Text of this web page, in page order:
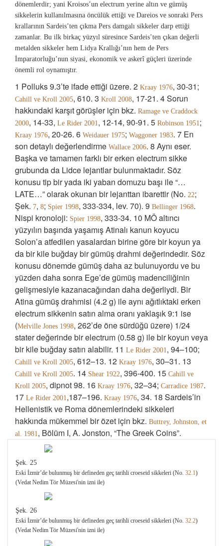
dönemlerdir; yani Kroisos’un electrum yerine altın ve gümüş
sikkelerin kullanılmasına öncülük ettiği ve Dareios ve sonraki Pers
krallarının Sardeis’ten çıkma Pers damgalı sikkeler darp ettiği
zamanlar. Bu ilk birkaç yüzyıl süresince Sardeis’ten çıkan değerli
metalden sikkeler hem Lidya Krallığı’nın hem de Pers
İmparatorluğu’nun siyasi, ekonomik ve askerî güçleri üzerinde
önemli rol oynamıştır.
1 Polluks 9.3’te ifade ettiği üzere. 2 Kraay 1976, 30-31;
Cahill ve Kroll 2005, 610. 3 Kroll 2008, 17-21. 4 Sorun
hakkındaki karşıt görüşler için bkz. Ramage ve Craddock
2000, 14-33, Le Rider 2001, 12-14, 90-91. 5 Robinson 1951;
Kraay 1976, 20-26. 6 Weidauer 1975; Waggoner 1983. 7 En
son detaylı değerlendirme Wallace 2006. 8 Aynı eser.
Başka ve tamamen farklı bir erken electrum sikke
grubunda da Lidce lejantlar bulunmaktadır. Söz
konusu tip bir yada iki yaban domuzu başı ile “…
LATE…” olarak okunan bir lejanttan ibarettir (No. 22;
Şek. 7, 8; Spier 1998, 333-334, lev. 70). 9 Bellinger 1968.
Nispi kronoloji: Spier 1998, 333-34. 10 MÖ altıncı
yüzyılın başında yaşamış Atinalı kanun koyucu
Solon’a atfedilen yasalardan birine göre bir koyun ya
da bir kile buğday bir gümüş drahmi değerindedir. Söz
konusu dönemde gümüş daha az bulunuyordu ve bu
yüzden daha sonra Ege’de gümüş madenciliğinin
gelişmesiyle kazanacağından daha değerliydi. Bir
Atina gümüş drahmisi (4.2 g) ile aynı ağıtlıktaki erken
electrum sikkenin satın alma oranı yaklaşık 9:1 ise
(Melville Jones 1998, 262’de öne sürdüğü üzere) 1/24
stater değerinde bir electrum (0.58 g) ile bir koyun veya
bir kile buğday satın alabilir. 11 Le Rider 2001, 94–100;
Cahill ve Kroll 2005, 612–13. 12 Kraay 1976, 30–31. 13
Cahill ve Kroll 2005. 14 Shear 1922, 396-400. 15 Cahill ve
Kroll 2005, dipnot 98. 16 Kraay 1976, 32–34; Carradice 1987.
17 Le Rider 2001,187–196. Kraay 1976, 34. 18 Sardeis’in
Hellenistik ve Roma dönemlerindeki sikkeleri
hakkında mükemmel bir özet için bkz. Buttrey, Johnston, et
al. 1981, Bölüm I, A. Jonston, “The Greek Coins”.
Şek. 25
Eski İzmir’de bulunmuş bir defineden geç tarihli croeseid sikkeleri (No. 32.1)
(Vedat Nedim Tör Müzesi'nin izni ile)
Şek. 26
Eski İzmir’de bulunmuş bir defineden geç tarihli croeseid sikkeleri (No. 32.2)
(Vedat Nedim Tör Müzesi'nin izni ile)